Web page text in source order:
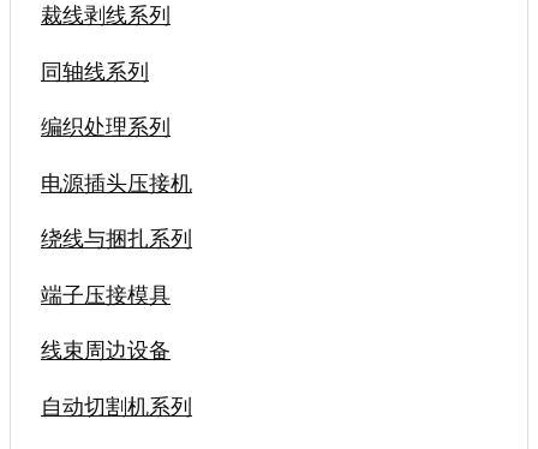
裁线剥线系列
同轴线系列
编织处理系列
电源插头压接机
绕线与捆扎系列
端子压接模具
线束周边设备
自动切割机系列